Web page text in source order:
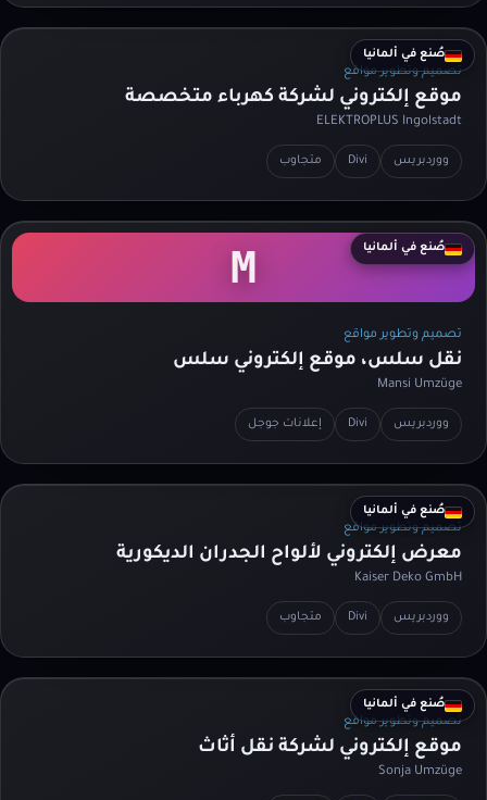
صُنع في ألمانيا
تصميم وتطوير مواقع
موقع إلكتروني لشركة كهرباء متخصصة
ELEKTROPLUS Ingolstadt
ووردبريس Divi متجاوب
صُنع في ألمانيا M
تصميم وتطوير مواقع
نقل سلس، موقع إلكتروني سلس
Mansi Umzüge
ووردبريس Divi إعلانات جوجل
صُنع في ألمانيا
تصميم وتطوير مواقع
معرض إلكتروني لألواح الجدران الديكورية
Kaiser Deko GmbH
ووردبريس Divi متجاوب
صُنع في ألمانيا
تصميم وتطوير مواقع
موقع إلكتروني لشركة نقل أثاث
Sonja Umzüge